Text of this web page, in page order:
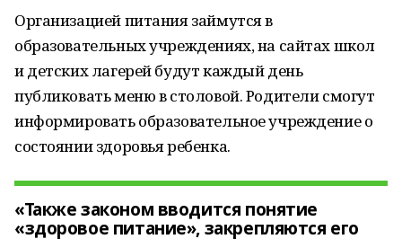
Организацией питания займутся в
образовательных учреждениях, на сайтах школ
и детских лагерей будут каждый день
публиковать меню в столовой. Родители смогут
информировать образовательное учреждение о
состоянии здоровья ребенка.
«Также законом вводится понятие
«здоровое питание», закрепляются его